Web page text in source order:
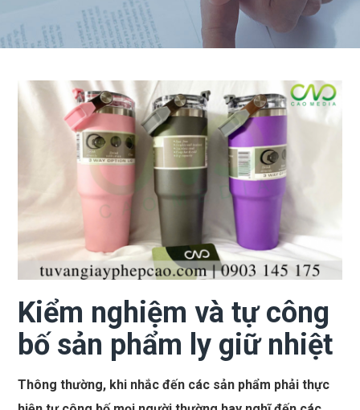
Kiểm nghiệm và tự công
bố sản phẩm ly giữ nhiệt
Thông thường, khi nhắc đến các sản phẩm phải thực